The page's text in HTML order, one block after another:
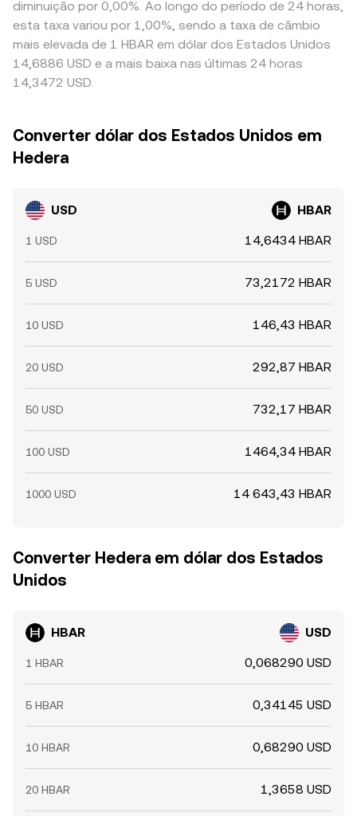
diminuição por 0,00%. Ao longo do período de 24 horas,
esta taxa variou por 1,00%, sendo a taxa de câmbio
mais elevada de 1 HBAR em dólar dos Estados Unidos
14,6886 USD e a mais baixa nas últimas 24 horas
14,3472 USD.
Converter dólar dos Estados Unidos em
Hedera
USD HBAR
1 USD 14,6434 HBAR
5 USD 73,2172 HBAR
10 USD 146,43 HBAR
20 USD 292,87 HBAR
50 USD 732,17 HBAR
100 USD 1464,34 HBAR
1000 USD 14 643,43 HBAR
Converter Hedera em dólar dos Estados
Unidos
HBAR USD
1 HBAR 0,068290 USD
5 HBAR 0,34145 USD
10 HBAR 0,68290 USD
20 HBAR 1,3658 USD